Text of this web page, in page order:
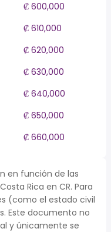
₡ 600,000
₡ 610,000
₡ 620,000
₡ 630,000
₡ 640,000
₡ 650,000
₡ 660,000
en función de las
Rica en CR. Para
(como el estado civil
Este documento no
y únicamente se